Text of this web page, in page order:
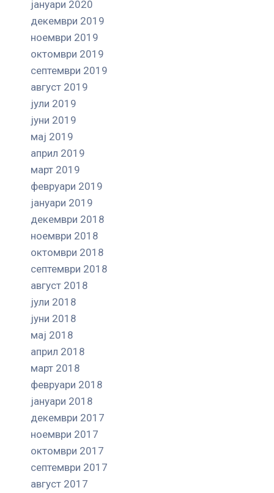
јануари 2020
декември 2019
ноември 2019
октомври 2019
септември 2019
август 2019
јули 2019
јуни 2019
мај 2019
април 2019
март 2019
февруари 2019
јануари 2019
декември 2018
ноември 2018
октомври 2018
септември 2018
август 2018
јули 2018
јуни 2018
мај 2018
април 2018
март 2018
февруари 2018
јануари 2018
декември 2017
ноември 2017
октомври 2017
септември 2017
август 2017